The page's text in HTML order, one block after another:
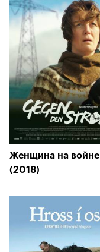
Женщина на войне
(2018)